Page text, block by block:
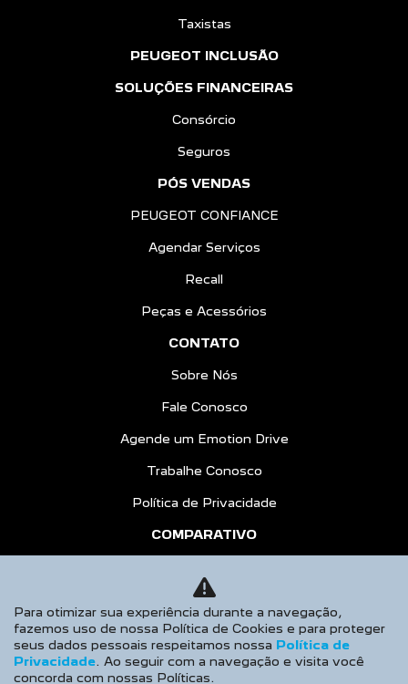
Taxistas
PEUGEOT INCLUSÃO
SOLUÇÕES FINANCEIRAS
Consórcio
Seguros
PÓS VENDAS
PEUGEOT CONFIANCE
Agendar Serviços
Recall
Peças e Acessórios
CONTATO
Sobre Nós
Fale Conosco
Agende um Emotion Drive
Trabalhe Conosco
Política de Privacidade
COMPARATIVO
AGENDE UM TEST DRIVE
Desacelere. Seu bem maior é a vida.
Para otimizar sua experiência durante a navegação,
fazemos uso de nossa Política de Cookies e para proteger
seus dados pessoais respeitamos nossa Política de
Privacidade. Ao seguir com a navegação e visita você
concorda com nossas Políticas.